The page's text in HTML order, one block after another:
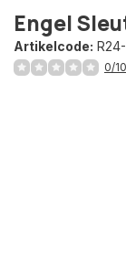
Engel
Artikelcode:
0/